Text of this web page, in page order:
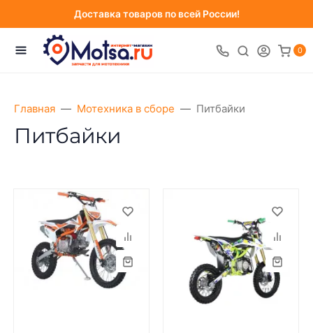
Доставка товаров по всей России!
0
Главная Мотехника в сборе Питбайки
Питбайки